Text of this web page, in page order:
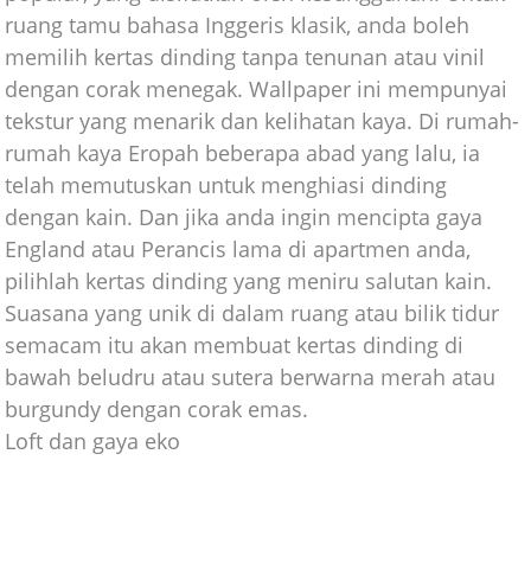
ruang tamu bahasa Inggeris klasik, anda boleh
memilih kertas dinding tanpa tenunan atau vinil
dengan corak menegak. Wallpaper ini mempunyai
tekstur yang menarik dan kelihatan kaya. Di rumah-
rumah kaya Eropah beberapa abad yang lalu, ia
telah memutuskan untuk menghiasi dinding
dengan kain. Dan jika anda ingin mencipta gaya
England atau Perancis lama di apartmen anda,
pilihlah kertas dinding yang meniru salutan kain.
Suasana yang unik di dalam ruang atau bilik tidur
semacam itu akan membuat kertas dinding di
bawah beludru atau sutera berwarna merah atau
burgundy dengan corak emas.
Loft dan gaya eko